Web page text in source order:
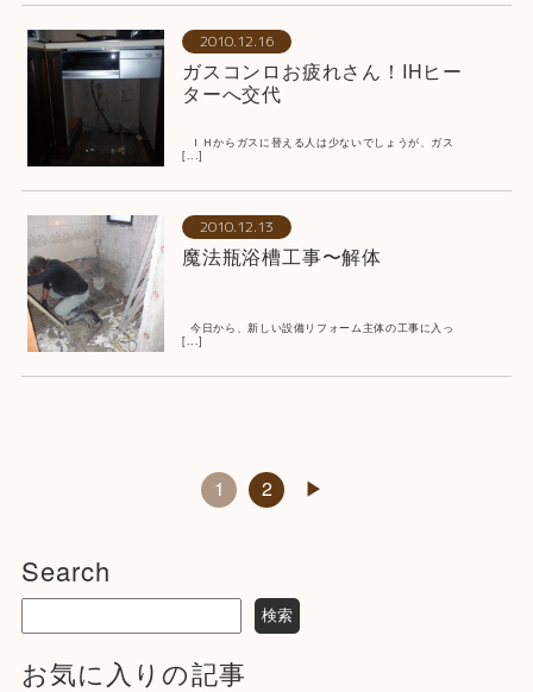
2010.12.16
ガスコンロお疲れさん！IHヒー
ターへ交代
ＩＨからガスに替える人は少ないでしょうが、ガス
[...]
2010.12.13
魔法瓶浴槽工事〜解体
今日から、新しい設備リフォーム主体の工事に入っ
[...]
1 2 ▶︎
Search
お気に入りの記事